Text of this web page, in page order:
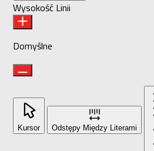
Wysokość Linii
Domyślne
Kursor Odstępy Między Literami